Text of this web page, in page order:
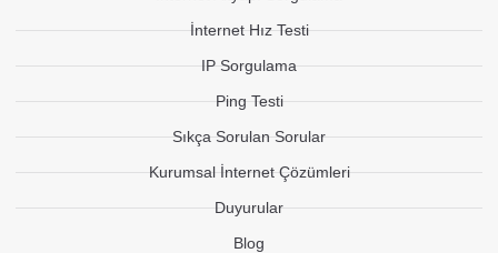
İnternet Hız Testi
IP Sorgulama
Ping Testi
Sıkça Sorulan Sorular
Kurumsal İnternet Çözümleri
Duyurular
Blog